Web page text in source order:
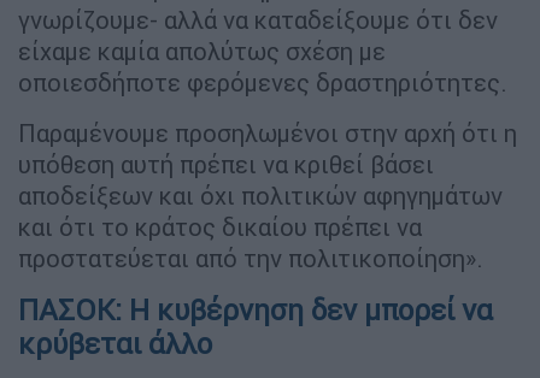
γνωρίζουμε- αλλά να καταδείξουμε ότι δεν
είχαμε καμία απολύτως σχέση με
οποιεσδήποτε φερόμενες δραστηριότητες.
Παραμένουμε προσηλωμένοι στην αρχή ότι η
υπόθεση αυτή πρέπει να κριθεί βάσει
αποδείξεων και όχι πολιτικών αφηγημάτων
και ότι το κράτος δικαίου πρέπει να
προστατεύεται από την πολιτικοποίηση».
ΠΑΣΟΚ: Η κυβέρνηση δεν μπορεί να
κρύβεται άλλο